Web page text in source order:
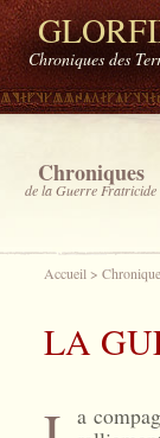
Chroniques des
Chroniques
de la Guerre Fratricide
Accueil >
LA
a